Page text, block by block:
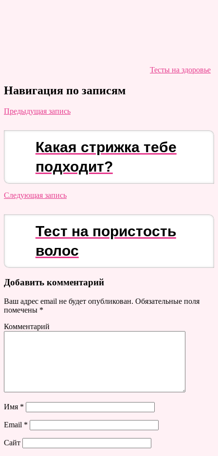
Тесты на здоровье
Навигация по записям
Предыдущая запись
Какая стрижка тебе
подходит?
Следующая запись
Тест на пористость
волос
Добавить комментарий
Ваш адрес email не будет опубликован. Обязательные поля
помечены *
Комментарий
Имя *
Email *
Сайт